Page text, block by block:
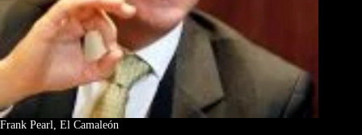
Frank Pearl, El Camaleón